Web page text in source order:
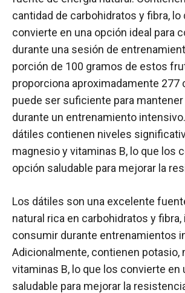
cantidad de carbohidratos y fibra, lo
convierte en una opción ideal para
durante una sesión de
porción de 100 gramos de estos
proporciona aproximadamente 277
puede ser suficiente para mantener
durante un entrenamiento
dátiles contienen niveles
magnesio y vitaminas B, lo que los
opción saludable para mejorar la
Los dátiles son una excelente
natural rica en carbohidratos y fibra,
consumir durante entrenamientos
Adicionalmente, contienen potasio,
vitaminas B, lo que los convierte en
saludable para mejorar la